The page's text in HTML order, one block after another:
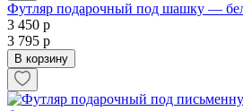
Футляр подарочный под шашку —
3 450 р
3 795 р
В корзину